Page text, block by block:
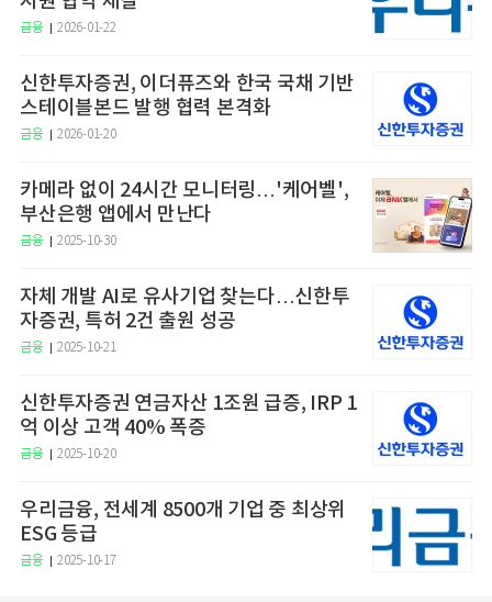
금융 2026-01-22
신한투자증권, 이더퓨즈와 한국 국채 기반
스테이블본드 발행 협력 본격화
금융 2026-01-20
카메라 없이 24시간 모니터링…'케어벨',
부산은행 앱에서 만난다
금융 2025-10-30
자체 개발 AI로 유사기업 찾는다…신한투
자증권, 특허 2건 출원 성공
금융 2025-10-21
신한투자증권 연금자산 1조원 급증, IRP 1
억 이상 고객 40% 폭증
금융 2025-10-20
우리금융, 전세계 8500개 기업 중 최상위
ESG 등급
금융 2025-10-17